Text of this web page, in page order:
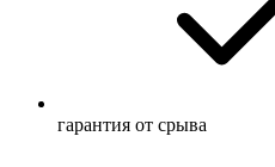
гарантия от срыва